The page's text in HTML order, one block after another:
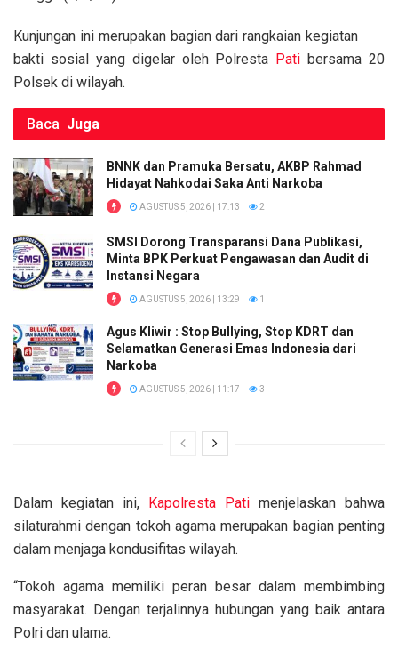
k
p
Kunjungan ini merupakan bagian dari rangkaian kegiatan
bakti sosial yang digelar oleh Polresta Pati bersama 20
Polsek di wilayah.
Baca Juga
BNNK dan Pramuka Bersatu, AKBP Rahmad
Hidayat Nahkodai Saka Anti Narkoba
AGUSTUS 5, 2026 | 17:13 2
SMSI Dorong Transparansi Dana Publikasi,
Minta BPK Perkuat Pengawasan dan Audit di
Instansi Negara
AGUSTUS 5, 2026 | 13:29 1
Agus Kliwir : Stop Bullying, Stop KDRT dan
Selamatkan Generasi Emas Indonesia dari
Narkoba
AGUSTUS 5, 2026 | 11:17 3
Dalam kegiatan ini, Kapolresta Pati menjelaskan bahwa
silaturahmi dengan tokoh agama merupakan bagian penting
dalam menjaga kondusifitas wilayah.
“Tokoh agama memiliki peran besar dalam membimbing
masyarakat. Dengan terjalinnya hubungan yang baik antara
Polri dan ulama.